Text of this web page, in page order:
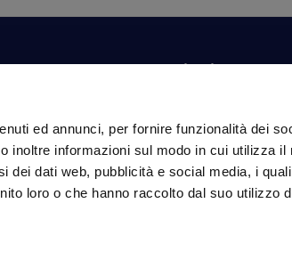
ed annunci, per fornire funzionalità dei
inoltre informazioni sul modo in cui utilizza il
dei dati web, pubblicità e social media, i
loro o che hanno raccolto dal suo utilizzo
Informazioni
Condizioni di vendita
Pagamenti
Privacy policy